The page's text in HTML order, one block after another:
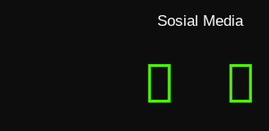
Sosial Media